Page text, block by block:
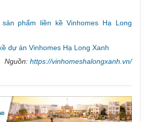
phẩm liền kề Vinhomes Hạ Long
dự án Vinhomes Hạ Long Xanh
Nguồn: https://vinhomeshalongxanh.vn/